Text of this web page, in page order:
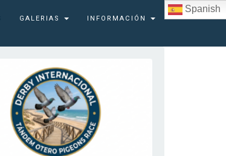
GALERIAS INFORMACIÓN
Spanish